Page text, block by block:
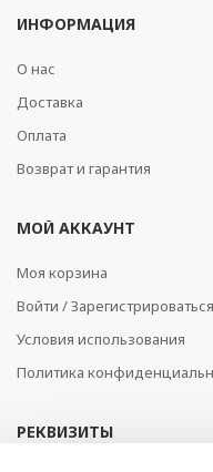
ИНФОРМАЦИЯ
О нас
Доставка
Оплата
Возврат и гарантия
МОЙ АККАУНТ
Моя корзина
Войти / Зарегистрироваться
Условия использования
Политика
РЕКВИЗИТЫ